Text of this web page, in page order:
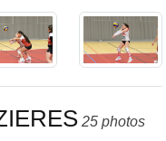
25 photos